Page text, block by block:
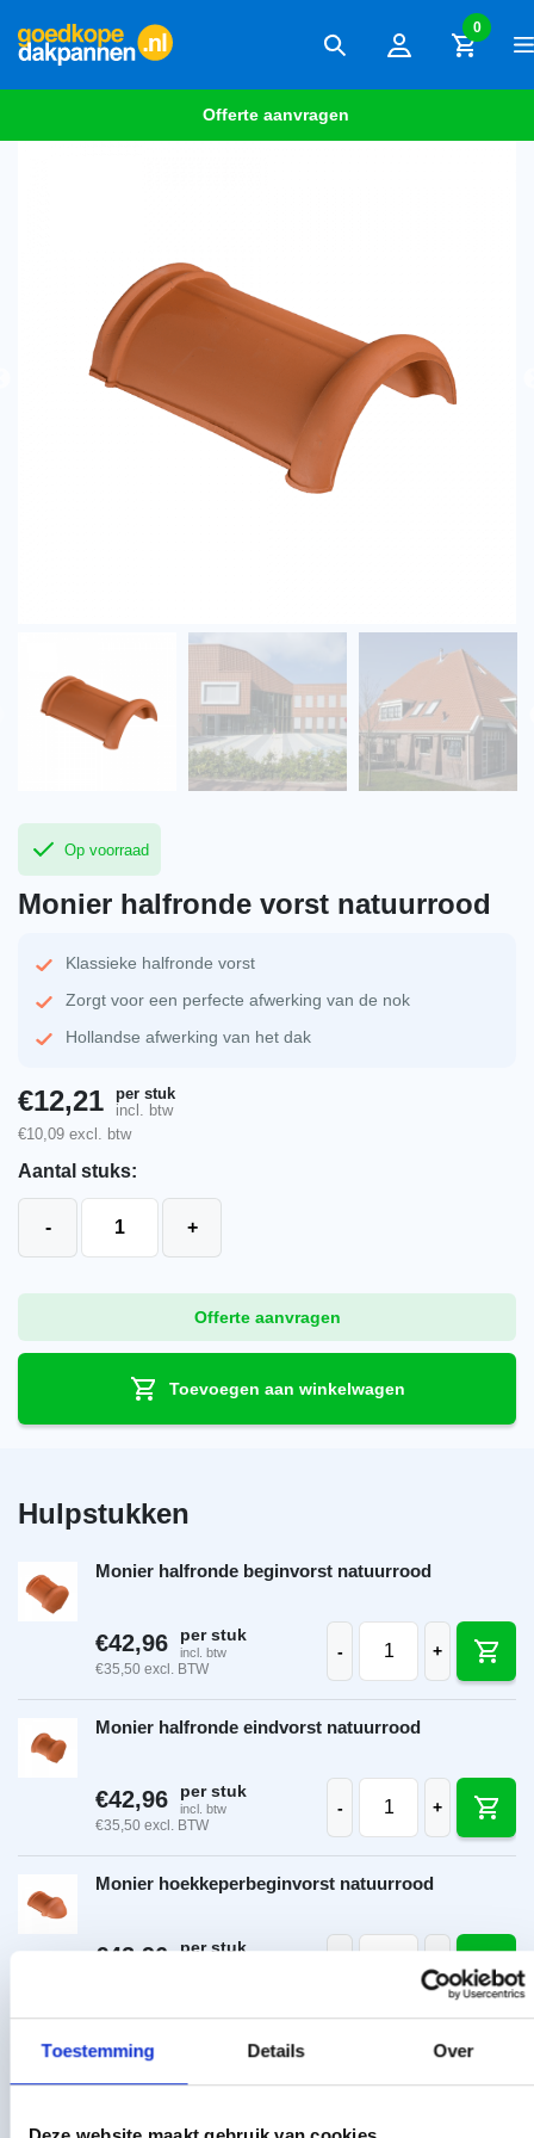
Toestemming Details Over
0
Offerte aanvragen
Op voorraad
Monier halfronde vorst natuurrood
Klassieke halfronde vorst
Zorgt voor een perfecte afwerking van de nok
Hollandse afwerking van het dak
€12,21
per stuk
incl. btw
€10,09 excl. btw
Aantal stuks:
-
+
Offerte aanvragen
Toevoegen aan winkelwagen
Hulpstukken
Monier halfronde beginvorst natuurrood
€42,96 per stuk
incl. btw
€35,50 excl. BTW
-
Monier halfronde
+
Monier halfronde eindvorst natuurrood
€42,96 per stuk
incl. btw
€35,50 excl. BTW
-
Monier halfronde
+
Monier hoekkeperbeginvorst natuurrood
€42,96 per stuk Monier
Toon meer